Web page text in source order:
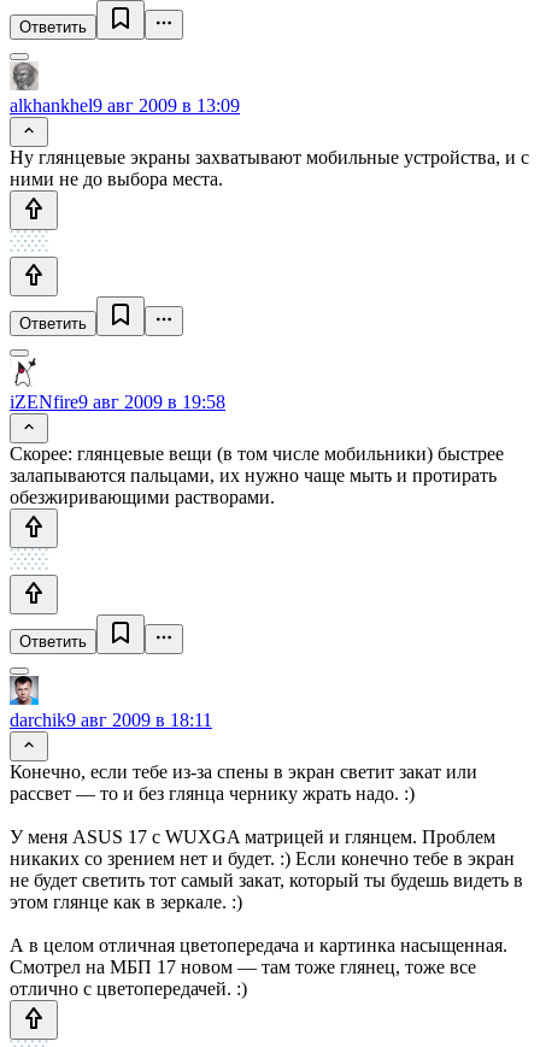
Ответить
alkhankhel9 авг 2009 в 13:09
Ну глянцевые экраны захватывают мобильные устройства, и с
ними не до выбора места.
Ответить
iZENfire9 авг 2009 в 19:58
Скорее: глянцевые вещи (в том числе мобильники) быстрее
залапываются пальцами, их нужно чаще мыть и протирать
обезжиривающими растворами.
Ответить
darchik9 авг 2009 в 18:11
Конечно, если тебе из-за спены в экран светит закат или
рассвет — то и без глянца чернику жрать надо. :)
У меня ASUS 17 с WUXGA матрицей и глянцем. Проблем
никаких со зрением нет и будет. :) Если конечно тебе в экран
не будет светить тот самый закат, который ты будешь видеть в
этом глянце как в зеркале. :)
А в целом отличная цветопередача и картинка насыщенная.
Смотрел на МБП 17 новом — там тоже глянец, тоже все
отлично с цветопередачей. :)